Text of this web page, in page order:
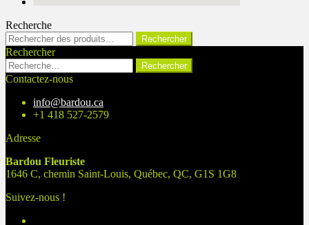
Recherche
Rechercher :
Rechercher
Rechercher
Rechercher :
Contactez-nous
info@bardou.ca
+1 418 527-2579
Adresse
Bardou Fleuriste
1646 C, chemin Saint-Louis, Québec, QC, G1S 1G8
Suivez-nous !